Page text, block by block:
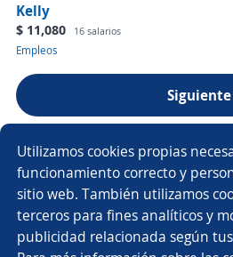
Utilizamos cookies propias
funcionamiento correcto y
sitio web. También utilizamos
terceros para fines analíticos y
publicidad relacionada según
Kelly
$ 11,080 16 salarios
Empleos
Siguiente
Ver más empresas
Volver a